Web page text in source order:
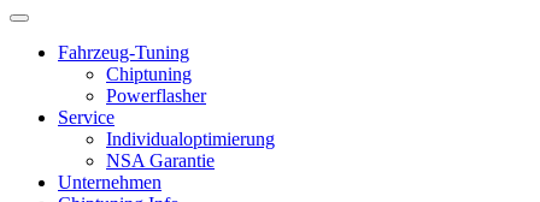
Fahrzeug-Tuning
Chiptuning
Powerflasher
Service
Individualoptimierung
NSA Garantie
Unternehmen